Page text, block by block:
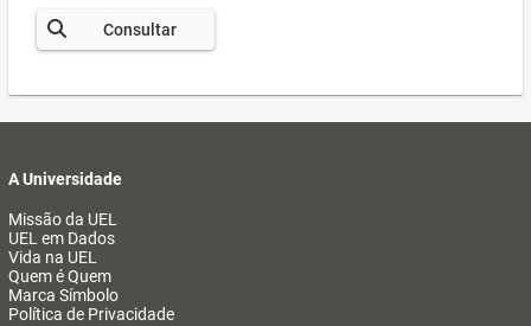
Consultar
A Universidade
Missão da UEL
UEL em Dados
Vida na UEL
Quem é Quem
Marca Símbolo
Política de Privacidade